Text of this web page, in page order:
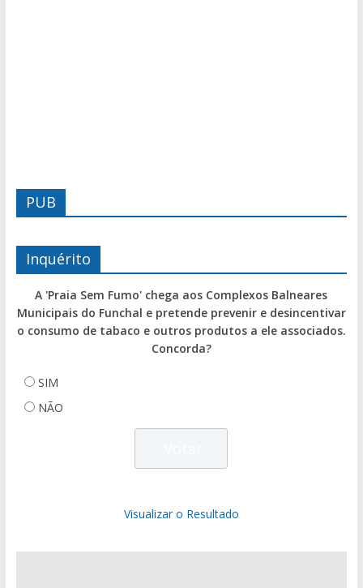
PUB
Inquérito
A 'Praia Sem Fumo' chega aos Complexos Balneares
Municipais do Funchal e pretende prevenir e desincentivar
o consumo de tabaco e outros produtos a ele associados.
Concorda?
SIM
NÃO
Visualizar o Resultado